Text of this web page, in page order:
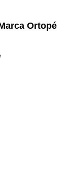
Ortopé